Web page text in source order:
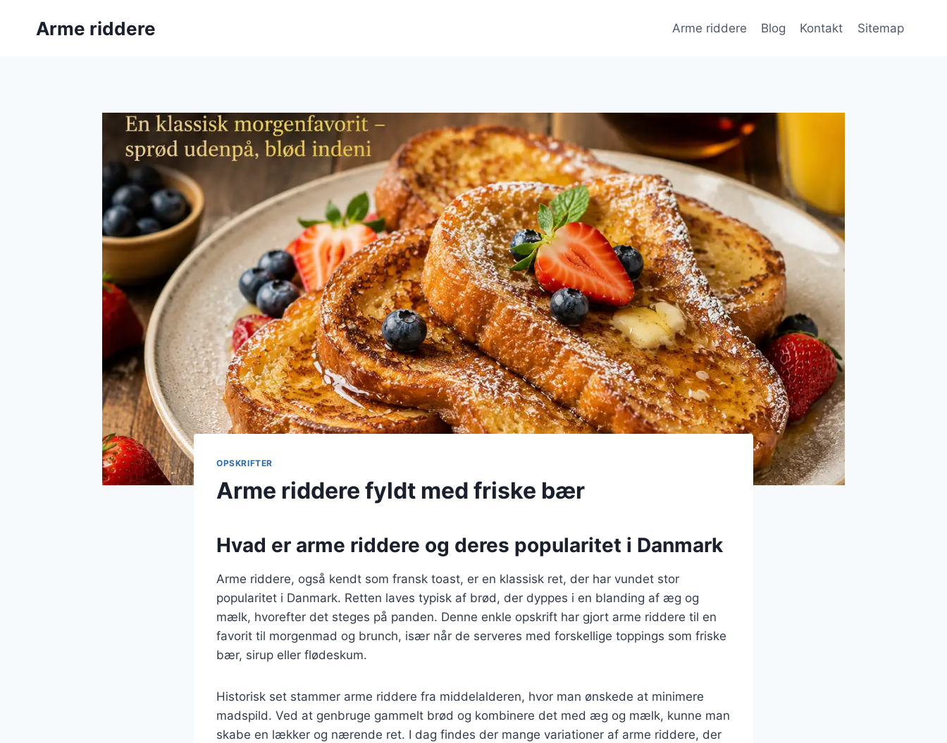
Arme riddere Arme riddere Blog Kontakt Sitemap
OPSKRIFTER
Arme riddere fyldt med friske bær
Hvad er arme riddere og deres popularitet i Danmark
Arme riddere, også kendt som fransk toast, er en klassisk ret, der har vundet stor
popularitet i Danmark. Retten laves typisk af brød, der dyppes i en blanding af æg og
mælk, hvorefter det steges på panden. Denne enkle opskrift har gjort arme riddere til en
favorit til morgenmad og brunch, især når de serveres med forskellige toppings som friske
bær, sirup eller flødeskum.
Historisk set stammer arme riddere fra middelalderen, hvor man ønskede at minimere
madspild. Ved at genbruge gammelt brød og kombinere det med æg og mælk, kunne man
skabe en lækker og nærende ret. I dag findes der mange variationer af arme riddere, der